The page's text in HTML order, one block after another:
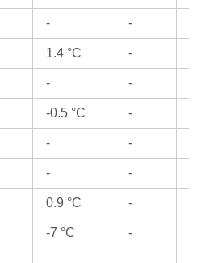
- -
1.4 °C -
- -
-0.5 °C -
- -
- -
0.9 °C -
-7 °C -